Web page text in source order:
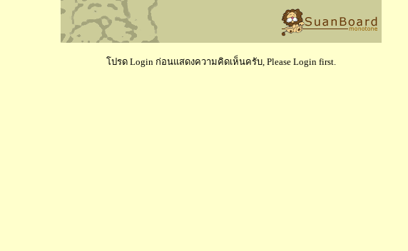
โปรด Login ก่อนแสดงความคิดเห็นครับ, Please Login first.